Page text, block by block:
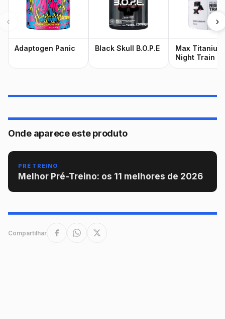
‹
Adaptogen Panic Black Skull B.O.P.E
Max Titanium
Night Train
›
Onde aparece este produto
PRÉ TREINO
Melhor Pré-Treino: os 11 melhores de 2026
Compartilhar